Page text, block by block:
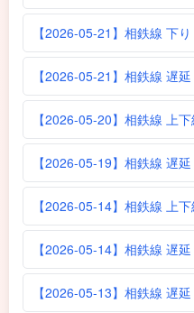
【2026-05-21】相鉄線 下
【2026-05-21】相鉄線 遅延
【2026-05-20】相鉄線 上
【2026-05-19】相鉄線 遅延
【2026-05-14】相鉄線 上
【2026-05-14】相鉄線 遅延
【2026-05-13】相鉄線 遅延